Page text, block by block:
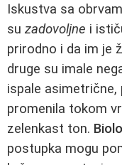
Iskustva sa
su zadovoljne i
prirodno i da im je
druge su imale
ispale
promenila tokom
zelenkast ton.
postupka mogu